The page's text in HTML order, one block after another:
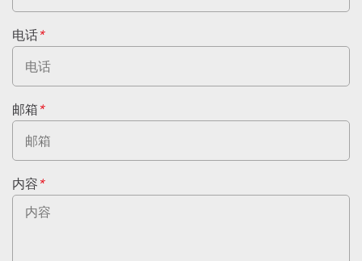
电话*
邮箱 *
内容 *